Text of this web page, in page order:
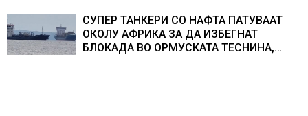
резултати
СУПЕР ТАНКЕРИ СО НАФТА ПАТУВААТ
ОКОЛУ АФРИКА ЗА ДА ИЗБЕГНАТ
БЛОКАДА ВО ОРМУСКАТА ТЕСНИНА,